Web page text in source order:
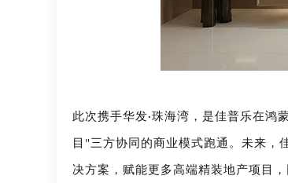
此次携手华发·珠海湾，是佳普乐在鸿
目 " 三方协同的商业模式跑通。未来，
决方案，赋能更多高端精装地产项目